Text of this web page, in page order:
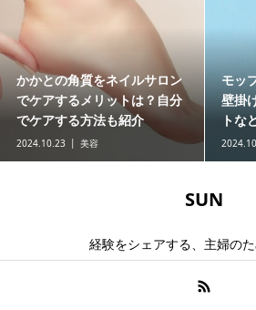
かかとの角質をネイルサロン
でケアするメリットは？自分
でケアする方法も紹介
2024.10.23 美容
モッ
壁掛
トな
SUN
経験をシェアする、主婦の